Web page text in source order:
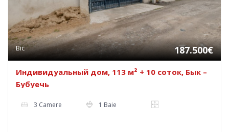
Bic 187.500€
Индивидуальный дом, 113 м² + 10 соток, Бык –
Бубуечь
3 Camere 1 Baie